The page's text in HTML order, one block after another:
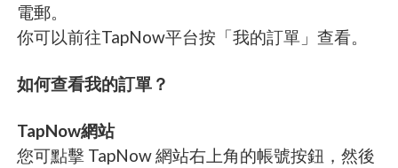
電郵。
你可以前往TapNow平台按「我的訂單」查看。
如何查看我的訂單？
TapNow網站
您可點擊 TapNow 網站右上角的帳號按鈕，然後